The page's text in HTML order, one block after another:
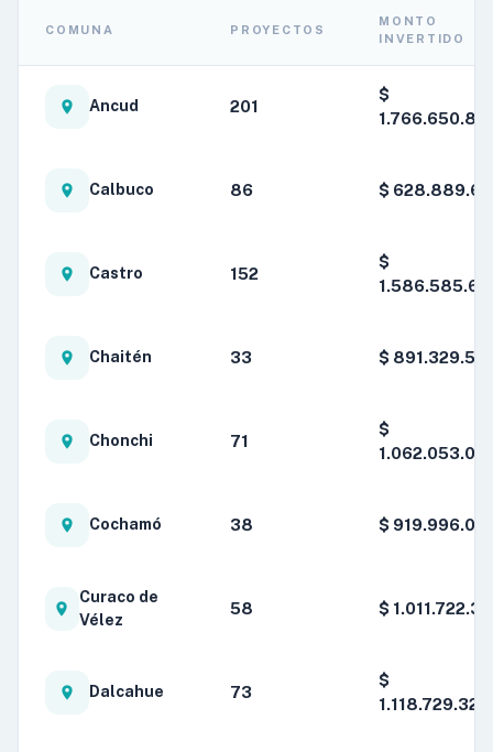
COMUNA PROYECTOS
MONTO
INVERTIDO
Ancud 201
$
Calbuco 86 $
Castro 152
$
Chaitén 33 $
Chonchi 71
$
1.062.053.061
Cochamó 38 $
Curaco de
Vélez
58 $
Dalcahue 73
$
1.118.729.323